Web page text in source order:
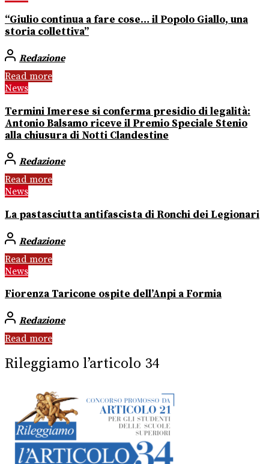
“Giulio continua a fare cose… il Popolo Giallo, una
storia collettiva”
Redazione
Read more
News
Termini Imerese si conferma presidio di legalità:
Antonio Balsamo riceve il Premio Speciale Stenio
alla chiusura di Notti Clandestine
Redazione
Read more
News
La pastasciutta antifascista di Ronchi dei Legionari
Redazione
Read more
News
Fiorenza Taricone ospite dell’Anpi a Formia
Redazione
Read more
Rileggiamo l’articolo 34